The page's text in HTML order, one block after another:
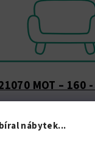
nábytek...
MOT – 160